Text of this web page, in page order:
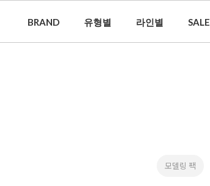
BRAND 유형별 라인별 SALE
모델링 팩